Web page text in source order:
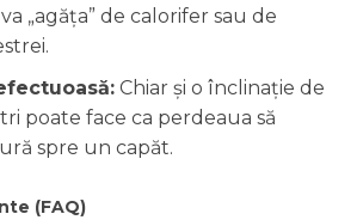
„agăța” de calorifer sau de
Chiar și o înclinație de
poate face ca perdeaua să
spre un capăt.
(FAQ)